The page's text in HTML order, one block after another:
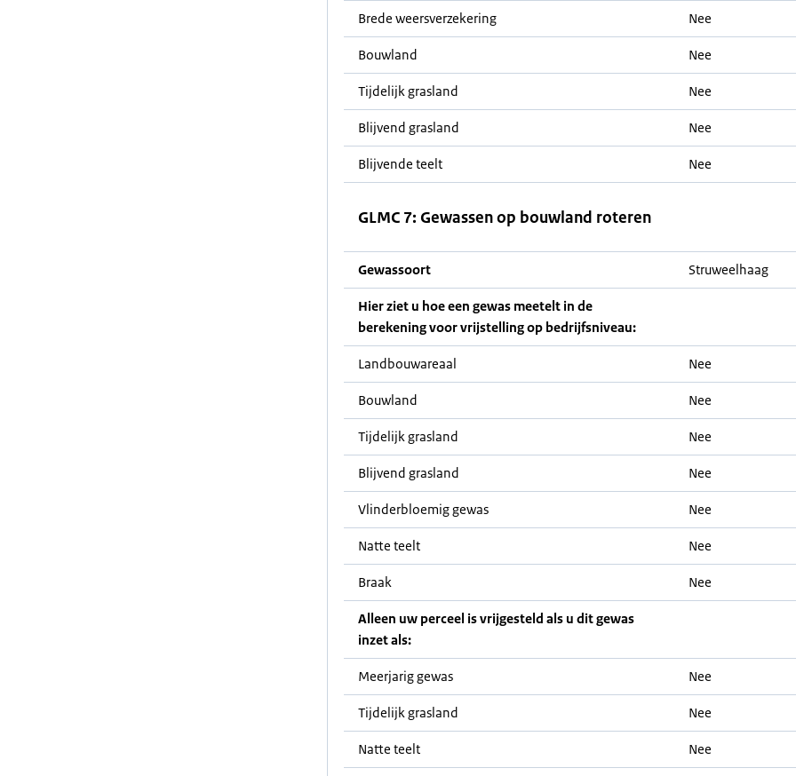
Brede weersverzekering Nee
Bouwland Nee
Tijdelijk grasland Nee
Blijvend grasland Nee
Blijvende teelt Nee
GLMC 7: Gewassen op bouwland roteren
Gewassoort Struweelhaag
Hier ziet u hoe een gewas meetelt in de
berekening voor vrijstelling op bedrijfsniveau:
Landbouwareaal Nee
Bouwland Nee
Tijdelijk grasland Nee
Blijvend grasland Nee
Vlinderbloemig gewas Nee
Natte teelt Nee
Braak Nee
Alleen uw perceel is vrijgesteld als u dit gewas
inzet als:
Meerjarig gewas Nee
Tijdelijk grasland Nee
Natte teelt Nee